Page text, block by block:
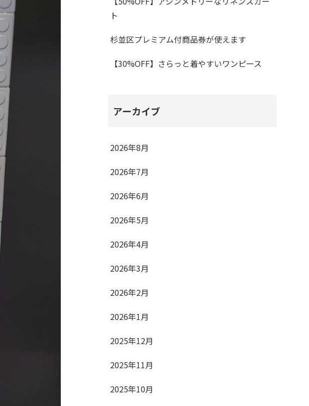
ト
杉並区プレミアム付商品券が使えます
【30%OFF】さらっと着やすいワンピース
アーカイブ
2026年8月
2026年7月
2026年6月
2026年5月
2026年4月
2026年3月
2026年2月
2026年1月
2025年12月
2025年11月
2025年10月